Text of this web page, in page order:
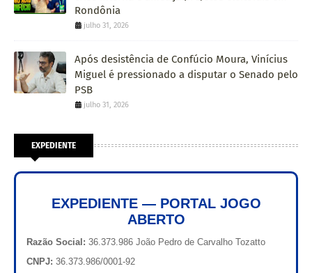
Rondônia
julho 31, 2026
Após desistência de Confúcio Moura, Vinícius
Miguel é pressionado a disputar o Senado pelo
PSB
julho 31, 2026
EXPEDIENTE
EXPEDIENTE — PORTAL JOGO
ABERTO
Razão Social: 36.373.986 João Pedro de Carvalho Tozatto
CNPJ: 36.373.986/0001-92